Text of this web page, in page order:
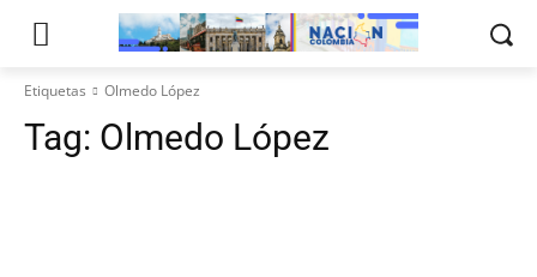
Etiquetas Olmedo López
Tag: Olmedo López